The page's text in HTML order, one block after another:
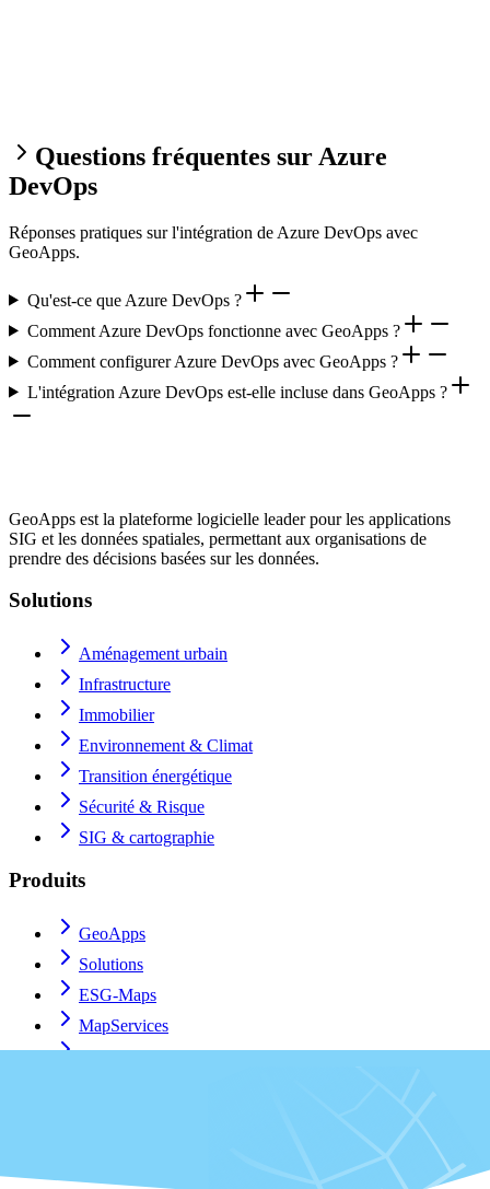
Questions fréquentes sur Azure
DevOps
Réponses pratiques sur l'intégration de Azure DevOps avec
GeoApps.
Qu'est-ce que Azure DevOps ?
Comment Azure DevOps fonctionne avec GeoApps ?
Comment configurer Azure DevOps avec GeoApps ?
L'intégration Azure DevOps est-elle incluse dans GeoApps ?
GeoApps est la plateforme logicielle leader pour les applications
SIG et les données spatiales, permettant aux organisations de
prendre des décisions basées sur les données.
Solutions
Aménagement urbain
Infrastructure
Immobilier
Environnement & Climat
Transition énergétique
Sécurité & Risque
SIG & cartographie
Produits
GeoApps
Solutions
ESG-Maps
MapServices
TouchTable